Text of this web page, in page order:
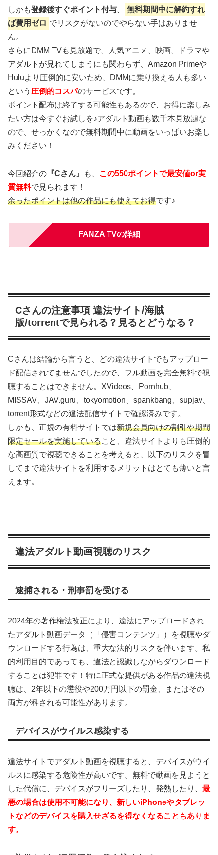
しかも登録後すぐポイント付与
無料期間中に解約すれ
ば費用ゼロ でリスクがないのでやらない手はありませ
ん。
さらにDMM TVも見放題で、人気アニメ、映画、ドラマや
アダルトが見れてしまうにも関わらず、Amazon Primeや
Huluより圧倒的に安いため、DMMに乗り換える人も多い
という 圧倒的コスパのサービスです。
ポイント配布は終了する可能性もあるので、お得に楽しみ
たい方は今すぐお試しを♪アダルト動画も数千本見放題な
ので、せっかくなので無料期間中に動画をいっぱいお楽し
みください！
今回紹介の 『Cさん』 も、 この550ポイントで最安値or実
質無料で見られます！
余ったポイントは他の作品にも使えてお得です♪
FANZA TVの詳細
Cさんの注意事項 違法サイト/海賊
版/torrentで見られる？見るとどうなる？
Cさんは結論から言うと、どの違法サイトでもアップロー
ド配信されてませんでしたので、フル動画を完全無料で視
聴することはできません。XVideos、Pornhub、
MISSAV、JAV.guru、tokyomotion、spankbang、supjav、
torrent形式などの違法配信サイトで確認済みです。
しかも、正規の有料サイトでは新規会員向けの割引や期間
限定セールを実施していること、違法サイトよりも圧倒的
な高画質で視聴できることを考えると、以下のリスクを冒
してまで違法サイトを利用するメリットはとても薄いと言
えます。
違法アダルト動画視聴のリスク
逮捕される・刑事罰を受ける
2024年の著作権法改正により、違法にアップロードされ
たアダルト動画データ（「侵害コンテンツ」）を視聴やダ
ウンロードする行為は、重大な法的リスクを伴います。私
的利用目的であっても、違法と認識しながらダウンロード
することは犯罪です！特に正式な提供がある作品の違法視
聴は、2年以下の懲役や200万円以下の罰金、またはその
両方が科される可能性があります。
デバイスがウイルス感染する
違法サイトでアダルト動画を視聴すると、デバイスがウイ
ルスに感染する危険性が高いです。無料で動画を見ようと
した代償に、デバイスがフリーズしたり、発熱したり、 最
悪の場合は使用不可能になり、新しいiPhoneやタブレッ
トなどのデバイスを購入せざるを得なくなることもありま
す。